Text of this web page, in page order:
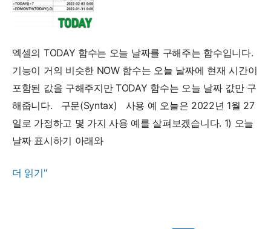
시
엑셀의 TODAY 함수는 오늘 날짜를 구해주는 함수입니다.
기능이 거의 비슷한 NOW 함수는 오늘 날짜에 현재 시간이
포함된 값을 구해주지만 TODAY 함수는 오늘 날짜 값만 구
해줍니다. 구문(Syntax) 사용 예 오늘은 2022년 1월 27
일로 가정하고 몇 가지 사용 예를 살펴보겠습니다. 1) 오늘
날짜 표시하기 아래와
TODAY
더 읽기"